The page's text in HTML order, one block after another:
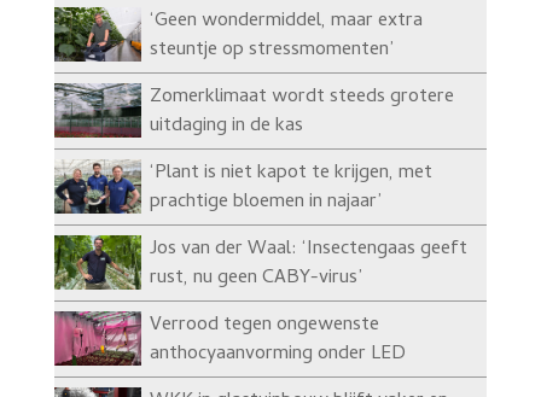
‘Geen wondermiddel, maar extra
steuntje op stressmomenten’
Zomerklimaat wordt steeds grotere
uitdaging in de kas
‘Plant is niet kapot te krijgen, met
prachtige bloemen in najaar’
Jos van der Waal: ‘Insectengaas geeft
rust, nu geen CABY-virus’
Verrood tegen ongewenste
anthocyaanvorming onder LED